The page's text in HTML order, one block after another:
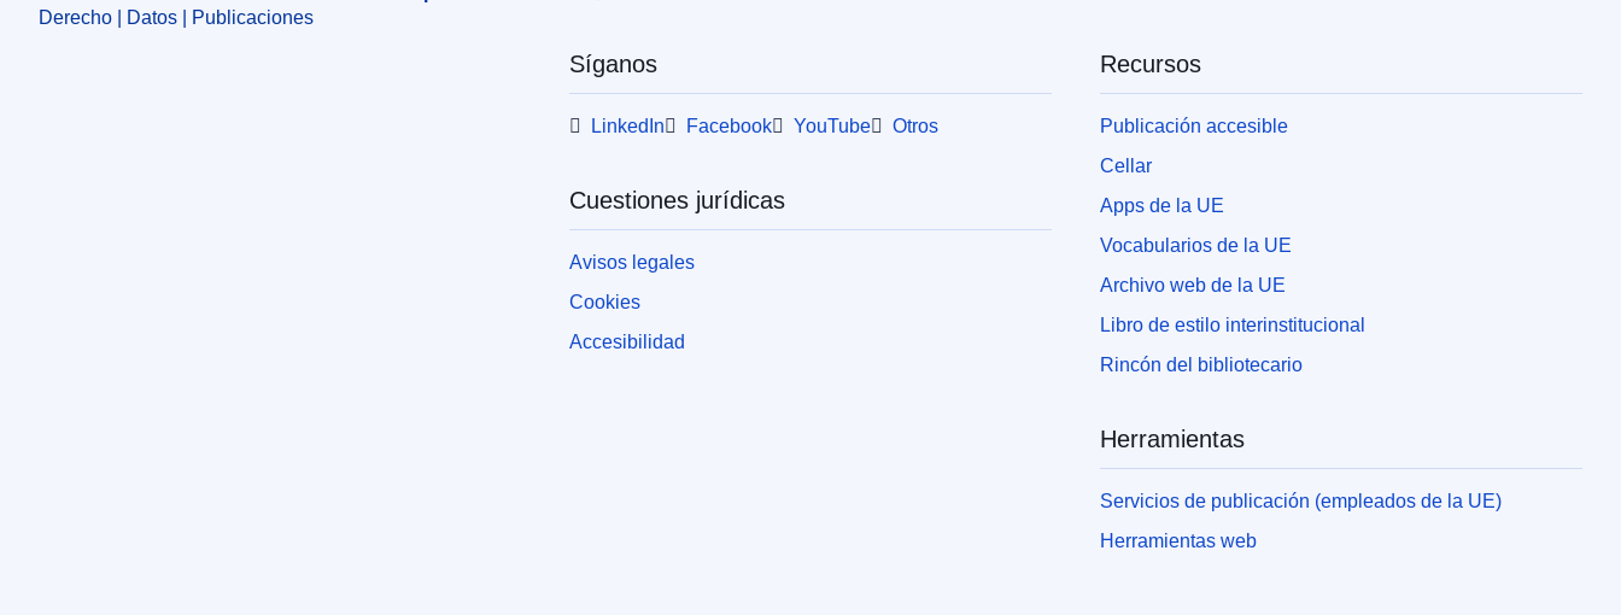
Derecho | Datos | Publicaciones
Síganos
LinkedIn Facebook YouTube Otros
Cuestiones jurídicas
Avisos legales
Cookies
Accesibilidad
Recursos
Publicación accesible
Cellar
Apps de la UE
Vocabularios de la UE
Archivo web de la UE
Libro de estilo interinstitucional
Rincón del bibliotecario
Herramientas
Servicios de publicación (empleados de la UE)
Herramientas web